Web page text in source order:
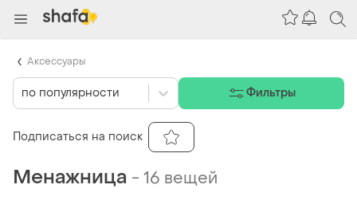
Менажница -16 вещей
по популярности Фильтры
Подписаться на поиск
Аксессуары